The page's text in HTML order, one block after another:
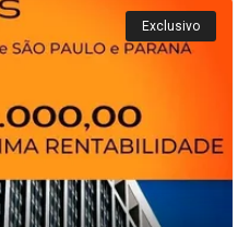
Exclusivo